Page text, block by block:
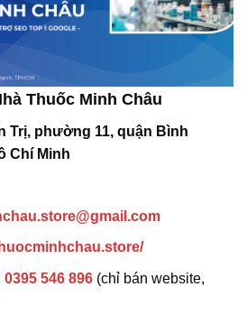
Thuốc Minh Châu
Trị, phường 11, quận Bình
Chí Minh
0395 546 896 (chỉ bán website,